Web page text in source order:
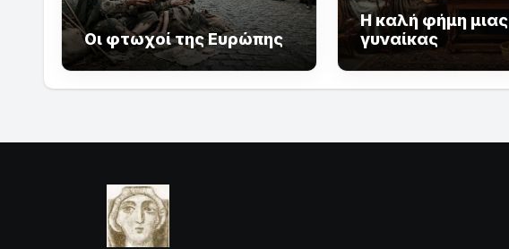
Οι φτωχοί της Ευρώπης
Η καλή φήμη μιας
γυναίκας